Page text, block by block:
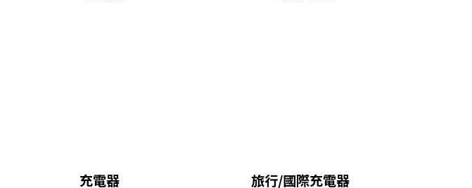
充電器 旅行/國際充電器